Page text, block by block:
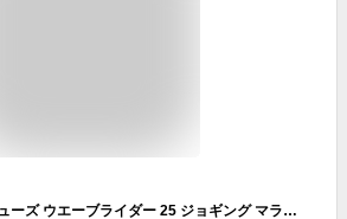
[ミズノ] ランニングシューズ ウエーブライダー 25 ジョギング マラソン スポーツ トレーニング 軽量 メンズ ブラック×グレー×ブルー 26.0 cm 2E